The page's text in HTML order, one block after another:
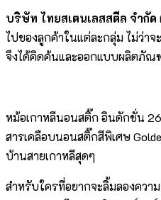
บริษัท ไทยสเตนเลสสตีล จำกัด
ไปของลูกค้าในแต่ละกลุ่ม ไม่ว่า
จึงได้คิดค้นและออกแบบผลิตภัณ
หม้อเกาหลีนอนสติ๊ก อินดักชั่น 26
สารเคลือบนอนสติ๊กสีพิเศษ
บ้านสายเกาหลีสุดๆ
สำหรับใครที่อยากจะลิ้มลองควา